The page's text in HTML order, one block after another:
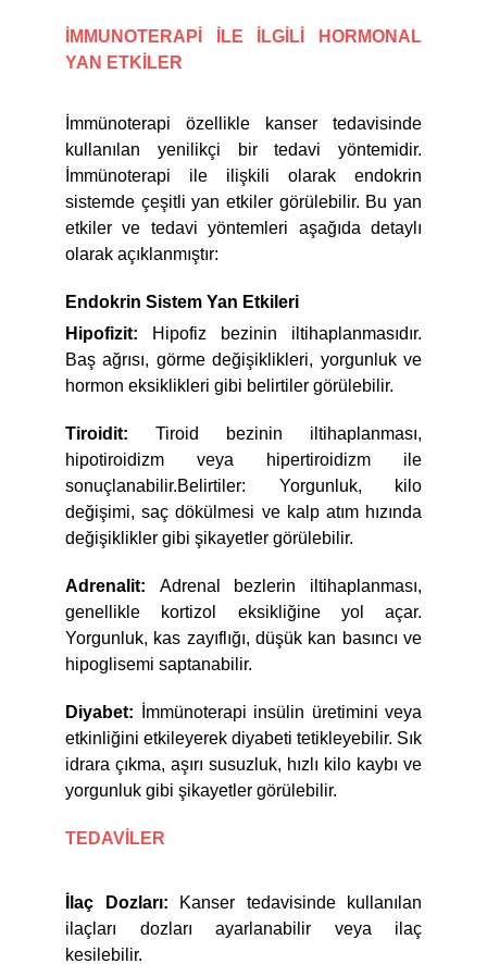
İMMUNOTERAPİ İLE İLGİLİ HORMONAL
YAN ETKİLER
İmmünoterapi özellikle kanser tedavisinde
kullanılan yenilikçi bir tedavi yöntemidir.
İmmünoterapi ile ilişkili olarak endokrin
sistemde çeşitli yan etkiler görülebilir. Bu yan
etkiler ve tedavi yöntemleri aşağıda detaylı
olarak açıklanmıştır:
Endokrin Sistem Yan Etkileri
Hipofizit: Hipofiz bezinin iltihaplanmasıdır.
Baş ağrısı, görme değişiklikleri, yorgunluk ve
hormon eksiklikleri gibi belirtiler görülebilir.
Tiroidit: Tiroid bezinin iltihaplanması,
hipotiroidizm veya hipertiroidizm ile
sonuçlanabilir.Belirtiler: Yorgunluk, kilo
değişimi, saç dökülmesi ve kalp atım hızında
değişiklikler gibi şikayetler görülebilir.
Adrenalit: Adrenal bezlerin iltihaplanması,
genellikle kortizol eksikliğine yol açar.
Yorgunluk, kas zayıflığı, düşük kan basıncı ve
hipoglisemi saptanabilir.
Diyabet:
İmmünoterapi insülin üretimini veya
etkinliğini etkileyerek diyabeti tetikleyebilir. Sık
idrara çıkma, aşırı susuzluk, hızlı kilo kaybı ve
yorgunluk gibi şikayetler görülebilir.
TEDAVİLER
İlaç Dozları:
Kanser tedavisinde kullanılan
ilaçları dozları ayarlanabilir veya ilaç
kesilebilir.